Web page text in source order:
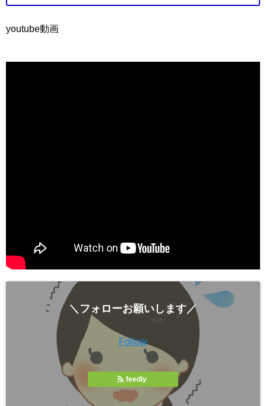
youtube動画
＼フォローお願いします／
Follow
feedly